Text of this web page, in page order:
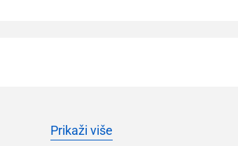
Prikaži više
by checking if your device supports eSIM
SIM card!
или наставите са имејлом